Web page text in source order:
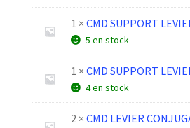
1 × CMD SUPPORT
5 en stock
1 × CMD SUPPORT
4 en stock
2 × CMD LEVIER